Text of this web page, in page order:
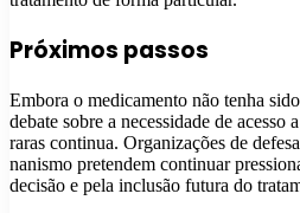
Próximos passos
Embora o medicamento não tenha
debate sobre a necessidade de acesso
raras continua. Organizações de
nanismo pretendem continuar
decisão e pela inclusão futura do